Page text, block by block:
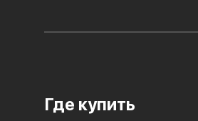
Где купить